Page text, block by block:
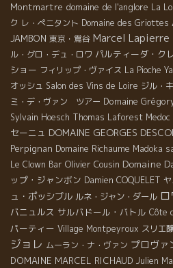
Montmartre domaine de l'anglore La
ク レ・ぺニタント Domaine des Griottes
JAMBON 東京・鴬谷 Marcel Lapierre
ル・グロ・デュ・ロワ パルティーダ・ク
ショー フィリップ・ヴァイス La Pioche
オッシュ Salon des Vins de Loire ジル・
ミ・デ・ヴァン ツアー Domaine
Sylvain Hoesch Thomas Laforest Medoc
セーニュ DOMAINE GEORGES
Perpignan Domaine Richaume Madoka
Le Clown Bar Olivier Cousin Domaine
ップ・ジャンボン Damien COQUELET
ュ・ポッシブル ルネ・ジャン・ダール
バニュルス サルバドール・バトル Côte
パーティー Village Montpeyroux スリエ
ジョレ ムーラン・ナ・ヴァン プロヴァ
DOMAINE MARCEL RICHAUD Julien